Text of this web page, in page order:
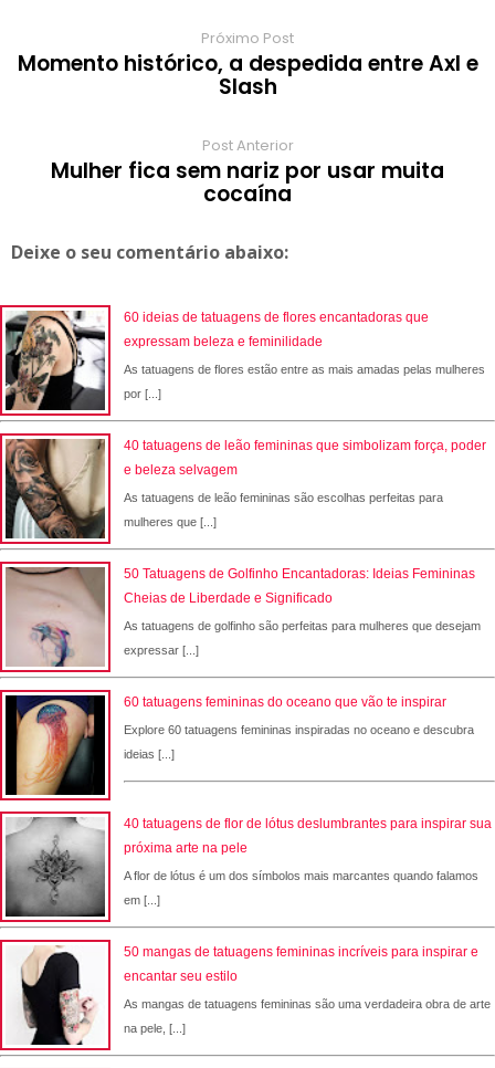
Próximo Post
Momento histórico, a despedida entre Axl e
Slash
Post Anterior
Mulher fica sem nariz por usar muita
cocaína
Deixe o seu comentário abaixo:
60 ideias de tatuagens de flores encantadoras que
expressam beleza e feminilidade
As tatuagens de flores estão entre as mais amadas pelas mulheres
por [...]
40 tatuagens de leão femininas que simbolizam força, poder
e beleza selvagem
As tatuagens de leão femininas são escolhas perfeitas para
mulheres que [...]
50 Tatuagens de Golfinho Encantadoras: Ideias Femininas
Cheias de Liberdade e Significado
As tatuagens de golfinho são perfeitas para mulheres que desejam
expressar [...]
60 tatuagens femininas do oceano que vão te inspirar
Explore 60 tatuagens femininas inspiradas no oceano e descubra
ideias [...]
40 tatuagens de flor de lótus deslumbrantes para inspirar sua
próxima arte na pele
A flor de lótus é um dos símbolos mais marcantes quando falamos
em [...]
50 mangas de tatuagens femininas incríveis para inspirar e
encantar seu estilo
As mangas de tatuagens femininas são uma verdadeira obra de arte
na pele, [...]